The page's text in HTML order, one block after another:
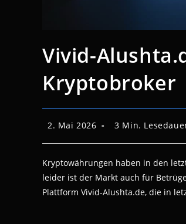
Vivid-
Kryptobroker
Beitrag
2. Mai 2026 Lesedauer:
3 Min.
Kryptowährungen haben in den
leider ist der Markt auch für
Plattform Vivid-Alushta.de, die in